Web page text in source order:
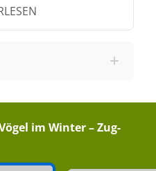
Kopf und Hals ab.
federlose Kopfplatte.
Wuschig verlängerte
lassen sie
erscheinen. In der
steht ein anderer
Er ist wesentlich
im Winter – Zug-